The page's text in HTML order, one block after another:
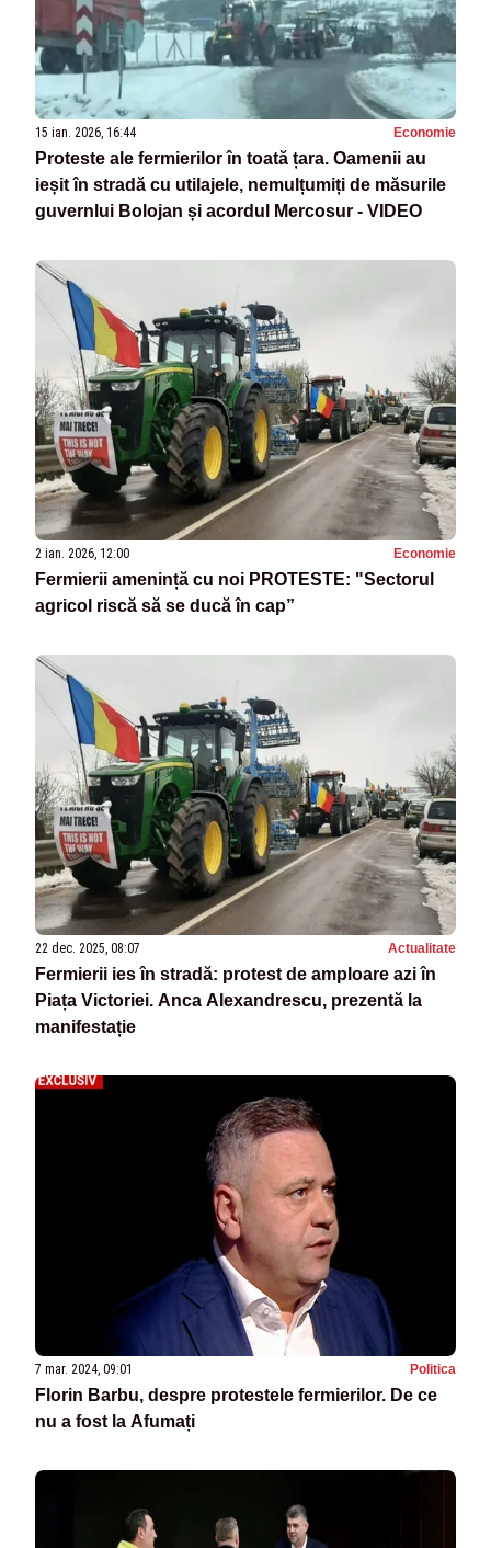
15 ian. 2026, 16:44 Economie
Proteste ale fermierilor în toată țara. Oamenii au
ieșit în stradă cu utilajele, nemulțumiți de măsurile
guvernlui Bolojan și acordul Mercosur - VIDEO
2 ian. 2026, 12:00 Economie
Fermierii amenință cu noi PROTESTE: "Sectorul
agricol riscă să se ducă în cap”
22 dec. 2025, 08:07 Actualitate
Fermierii ies în stradă: protest de amploare azi în
Piața Victoriei. Anca Alexandrescu, prezentă la
manifestație
7 mar. 2024, 09:01 Politica
Florin Barbu, despre protestele fermierilor. De ce
nu a fost la Afumați